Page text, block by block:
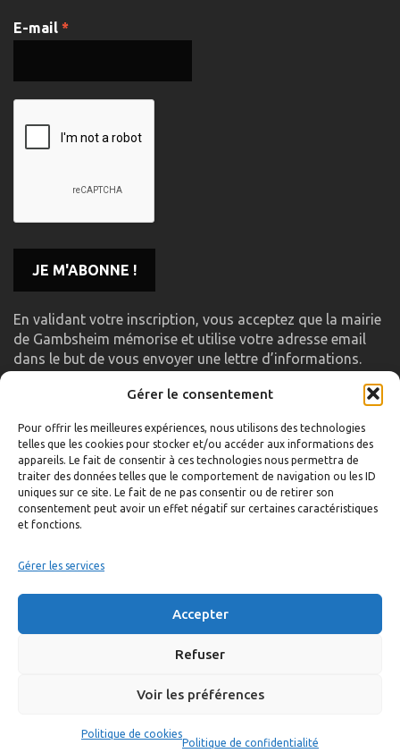
Gérer le consentement
Pour offrir les meilleures expériences, nous utilisons des technologies
telles que les cookies pour stocker et/ou accéder aux informations des
appareils. Le fait de consentir à ces technologies nous permettra de
traiter des données telles que le comportement de navigation ou les ID
uniques sur ce site. Le fait de ne pas consentir ou de retirer son
consentement peut avoir un effet négatif sur certaines caractéristiques
et fonctions.
Gérer les services
Accepter
Refuser
Voir les préférences
Politique de cookies
Politique de confidentialité
E-mail *
En validant votre inscription, vous acceptez que la mairie
de Gambsheim mémorise et utilise votre adresse email
dans le but de vous envoyer une lettre d’informations.
LIENS UTILES
Accueil
Formulaire de contact
Gambs TV
Mentions légales